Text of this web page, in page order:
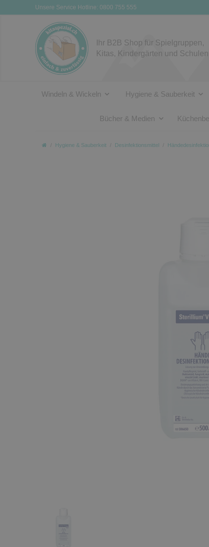
Unsere Service Hotline: 0800 755 555
Ihr B2B Shop für Spielgruppen,
Kitas, Kindergärten und Schulen
Windeln & Wickeln Hygiene & Sauberkeit
Bücher & Medien
Hygiene & Sauberkeit Desinfektionsmittel